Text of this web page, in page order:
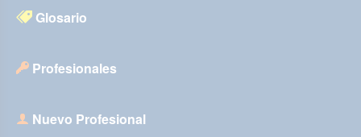
Glosario
Profesionales
Nuevo Profesional